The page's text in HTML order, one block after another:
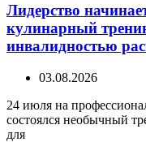
Лидерство
кулинарный
инвалидностью
03.08.2026
24 июля на
состоялся необычный
для